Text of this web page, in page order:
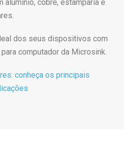
cobre, estamparia e
dos seus dispositivos com
computador da Microsink.
conheça os principais